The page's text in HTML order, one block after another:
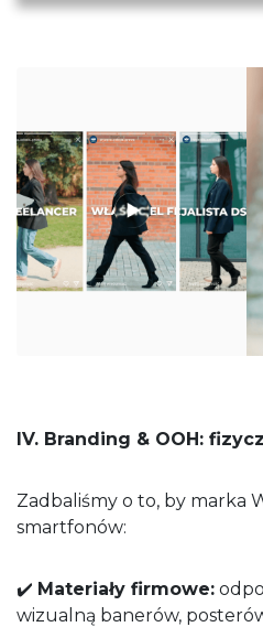
IV. Branding & OOH:
Zadbaliśmy o to, by marka
smartfonów:
✔️ Materiały firmowe:
wizualną banerów,